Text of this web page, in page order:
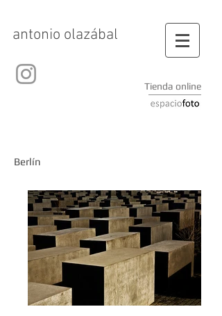
antonio olazábal
Tienda online
Berlín